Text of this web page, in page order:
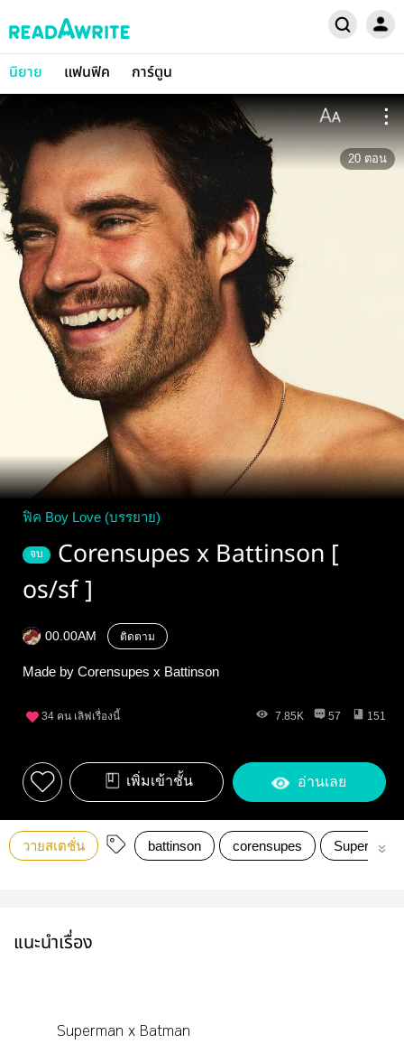
นิยาย แฟนฟิค การ์ตูน
20 ตอน
ฟิค Boy Love (บรรยาย)
จบ
Corensupes x Battinson [
os/sf ]
00.00AM ติดตาม
Made by Corensupes x Battinson
34 คน เลิฟเรื่องนี้ 7.85K 57 151
เพิ่มเข้าชั้น อ่านเลย
วายสเตชั่น battinson corensupes Superbat
แนะนำเรื่อง
Superman x Batman